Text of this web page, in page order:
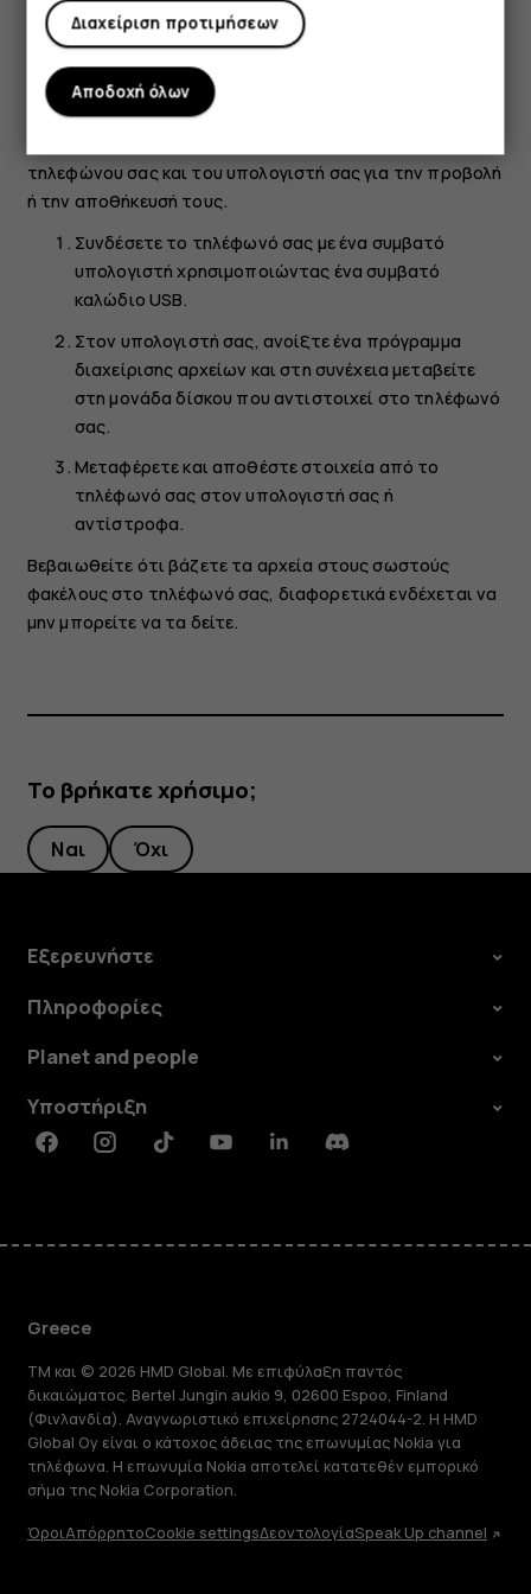
Αντιγραφή περιεχομένου μεταξύ του
τηλεφώνου και του υπολογιστή σας
Μπορείτε να αντιγράψετε φωτογραφίες, βίντεο και άλλο
τηλεφώνου σας και του υπολογιστή σας για την προβολή
ή την αποθήκευσή τους.
Συνδέσετε το τηλέφωνό σας με ένα συμβατό
υπολογιστή χρησιμοποιώντας ένα συμβατό
καλώδιο USB.
Στον υπολογιστή σας, ανοίξτε ένα πρόγραμμα
διαχείρισης αρχείων και στη συνέχεια μεταβείτε
στη μονάδα δίσκου που αντιστοιχεί στο τηλέφωνό
σας.
Μεταφέρετε και αποθέστε στοιχεία από το
τηλέφωνό σας στον υπολογιστή σας ή
αντίστροφα.
Βεβαιωθείτε ότι βάζετε τα αρχεία στους σωστούς
φακέλους στο τηλέφωνό σας, διαφορετικά ενδέχεται να
μην μπορείτε να τα δείτε.
Το βρήκατε χρήσιμο;
Ναι Όχι
Εξερευνήστε
Πληροφορίες
Planet and people
Υποστήριξη
FacebookInstagramTiktokYoutubeLinkedinDiscord
Greece
TM και © 2026 HMD Global. Με επιφύλαξη παντός
δικαιώματος. Bertel Jungin aukio 9, 02600 Espoo, Finland
(Φινλανδία). Αναγνωριστικό επιχείρησης 2724044-2. Η HMD
Global Oy είναι ο κάτοχος άδειας της επωνυμίας Nokia για
τηλέφωνα. Η επωνυμία Nokia αποτελεί κατατεθέν εμπορικό
σήμα της Nokia Corporation.
ΌροιΑπόρρητοCookie settingsΔεοντολογίαSpeak Up channel
Διαχείριση προτιμήσεων
Αποδοχή όλων